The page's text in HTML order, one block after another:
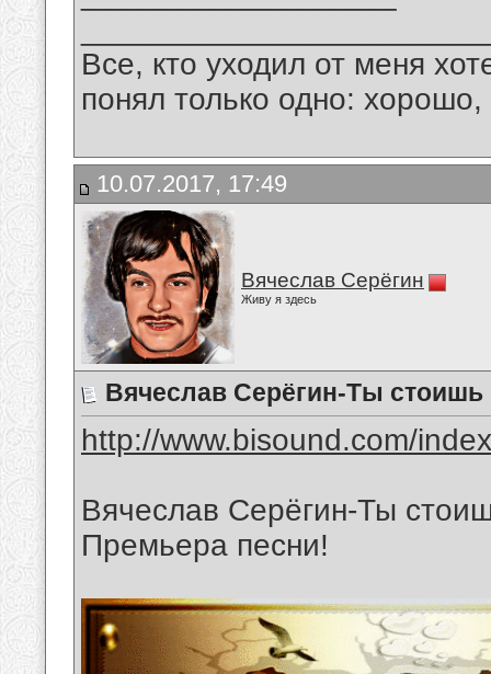
Все, кто уходил от меня
понял только одно:
10.07.2017, 17:49
Вячеслав Серёгин
Живу я здесь
Вячеслав Серёгин-Ты стоишь
http://www.bisound.com/
Вячеслав Серёгин-Ты
Премьера песни!